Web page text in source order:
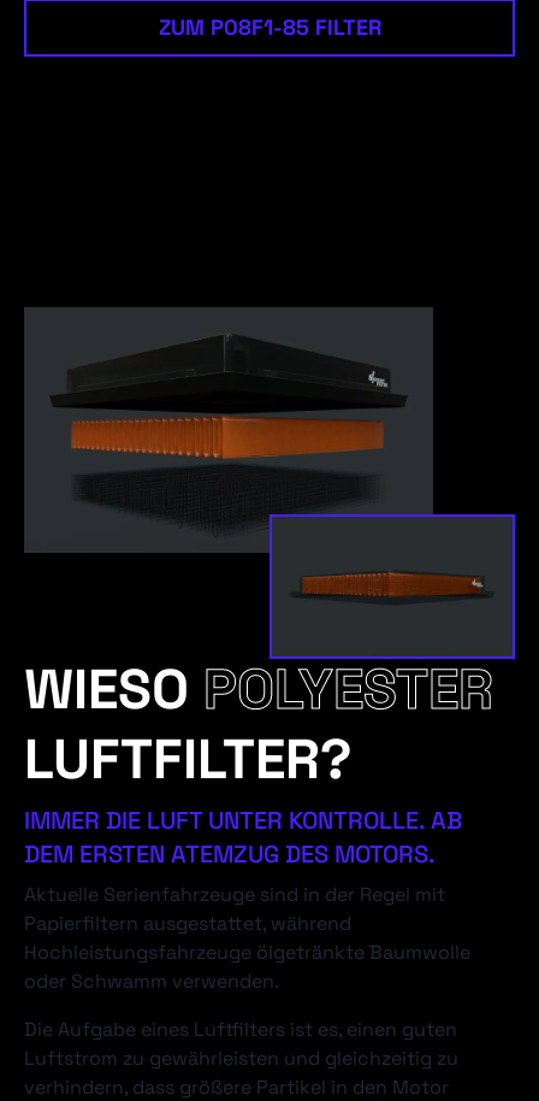
ZUM P08F1-85 FILTER
WIESO POLYESTER
LUFTFILTER?
IMMER DIE LUFT UNTER KONTROLLE. AB
DEM ERSTEN ATEMZUG DES MOTORS.
Aktuelle Serienfahrzeuge sind in der Regel mit
Papierfiltern ausgestattet, während
Hochleistungsfahrzeuge ölgetränkte Baumwolle
oder Schwamm verwenden.
Die Aufgabe eines Luftfilters ist es, einen guten
Luftstrom zu gewährleisten und gleichzeitig zu
verhindern, dass größere Partikel in den Motor